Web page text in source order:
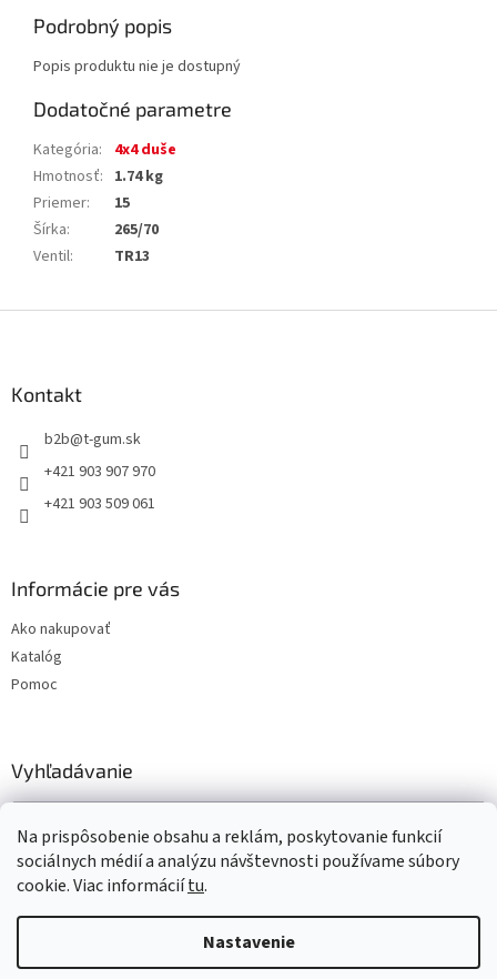
Na prispôsobenie obsahu a reklám, poskytovanie funkcií
sociálnych médií a analýzu návštevnosti používame súbory
cookie. Viac informáciítu.
Nastavenie
Podrobný popis
Popis produktu nie je dostupný
Dodatočné parametre
Kategória:
4x4 duše
Hmotnosť: 1.74 kg
Priemer:
15
Šírka:
265/70
Ventil: TR13
Kontakt
b2b@t-gum.sk
+421 903 907 970
+421 903 509 061
Informácie pre vás
Ako nakupovať
Katalóg
Pomoc
Vyhľadávanie
HĽADAŤ